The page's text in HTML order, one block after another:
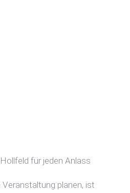
für jeden Anlass
planen, ist